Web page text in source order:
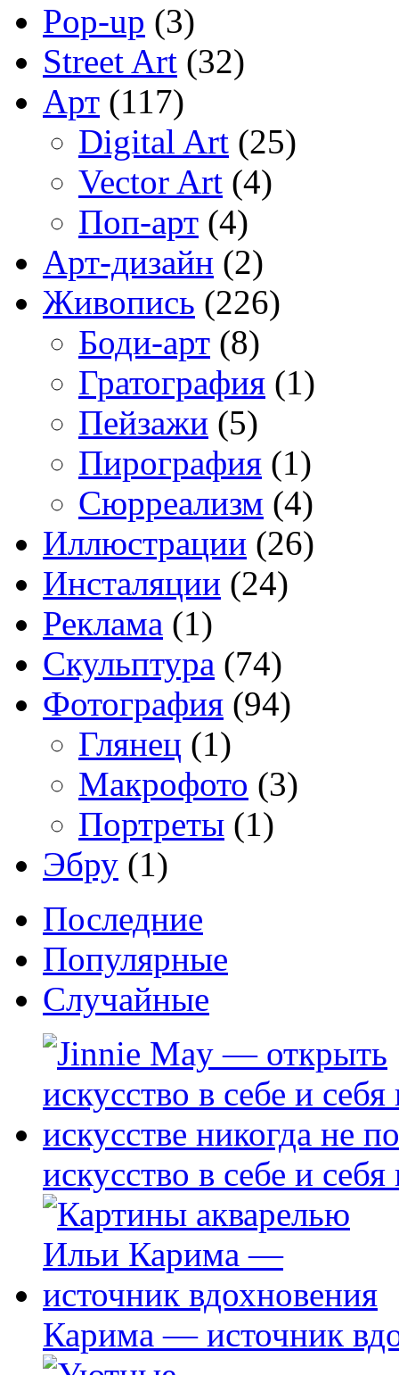
Pop-up (3)
Street Art (32)
Арт (117)
Digital Art (25)
Vector Art (4)
Поп-арт (4)
Арт-дизайн (2)
Живопись (226)
Боди-арт (8)
Гратография (1)
Пейзажи (5)
Пирография (1)
Сюрреализм (4)
Иллюстрации (26)
Инсталяции (24)
Реклама (1)
Скульптура (74)
Фотография (94)
Глянец (1)
Макрофото (3)
Портреты (1)
Эбру (1)
Последние
Популярные
Случайные
искусство в себе и
Карима — источник